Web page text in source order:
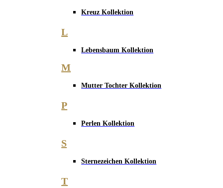
Kreuz Kollektion
L
Lebensbaum Kollektion
M
Mutter Tochter Kollektion
P
Perlen Kollektion
S
Sternezeichen Kollektion
T